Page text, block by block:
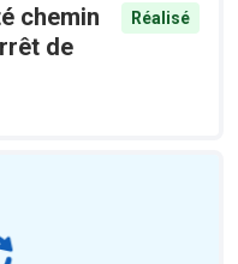
chemin
de
Réalisé